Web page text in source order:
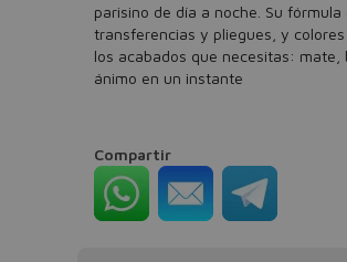
parisino de día a noche. Su
transferencias y pliegues, y
los acabados que necesitas:
ánimo en un instante
Compartir